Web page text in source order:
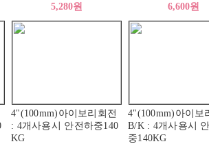
5,280원 6,600원
4"(100mm)아이보리회전
: 4개사용시 안전하중140
KG
4"(100mm)아이보
B/K : 4개사용시
중140KG